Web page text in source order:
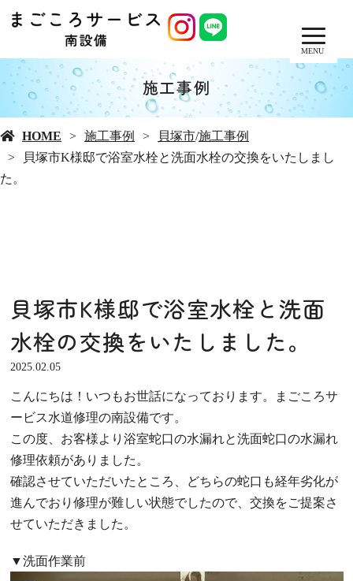
MENU
施工事例
HOME 施工事例 貝塚市/施工事例
貝塚市K様邸で浴室水栓と洗面水栓の交換をいたしまし
た。
貝塚市K様邸で浴室水栓と洗面
水栓の交換をいたしました。
2025.02.05
こんにちは！いつもお世話になっております。まごころサ
ービス水道修理の南設備です。
この度、お客様より浴室蛇口の水漏れと洗面蛇口の水漏れ
修理依頼がありました。
確認させていただいたところ、どちらの蛇口も経年劣化が
進んでおり修理が難しい状態でしたので、交換をご提案さ
せていただきました。
▼洗面作業前